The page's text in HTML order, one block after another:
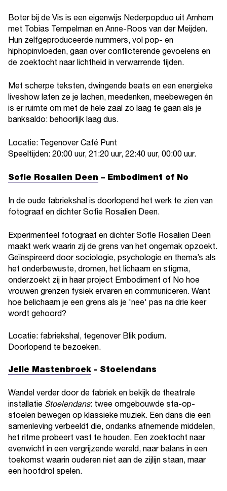
Boter bij de Vis is een eigenwijs Nederpopduo uit Arnhem
met Tobias Tempelman en Anne-Roos van der Meijden.
Hun zelfgeproduceerde nummers, vol pop- en
hiphopinvloeden, gaan over conflicterende gevoelens en
de zoektocht naar lichtheid in verwarrende tijden.
Met scherpe teksten, dwingende beats en een energieke
liveshow laten ze je lachen, meedenken, meebewegen én
is er ruimte om met de hele zaal zo laag te gaan als je
banksaldo: behoorlijk laag dus.
Locatie: Tegenover Café Punt
Speeltijden: 20:00 uur, 21:20 uur, 22:40 uur, 00:00 uur.
Sofie Rosalien Deen – Embodiment of No
In de oude fabriekshal is doorlopend het werk te zien van
fotograaf en dichter Sofie Rosalien Deen.
Experimenteel fotograaf en dichter Sofie Rosalien Deen
maakt werk waarin zij de grens van het ongemak opzoekt.
Geïnspireerd door sociologie, psychologie en thema’s als
het onderbewuste, dromen, het lichaam en stigma,
onderzoekt zij in haar project Embodiment of No hoe
vrouwen grenzen fysiek ervaren en communiceren. Want
hoe belichaam je een grens als je 'nee' pas na drie keer
wordt gehoord?
Locatie: fabriekshal, tegenover Blik podium.
Doorlopend te bezoeken.
Jelle Mastenbroek - Stoelendans
Wandel verder door de fabriek en bekijk de theatrale
installatie Stoelendans: twee omgebouwde sta-op-
stoelen bewegen op klassieke muziek. Een dans die een
samenleving verbeeldt die, ondanks afnemende middelen,
het ritme probeert vast te houden. Een zoektocht naar
evenwicht in een vergrijzende wereld, naar balans in een
toekomst waarin ouderen niet aan de zijlijn staan, maar
een hoofdrol spelen.